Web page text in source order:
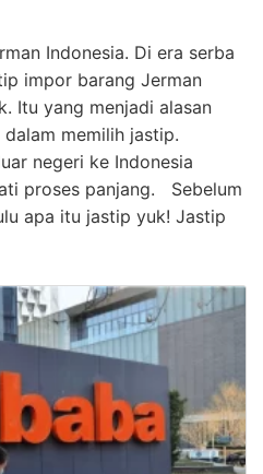
Indonesia. Di era serba
impor barang Jerman
Itu yang menjadi alasan
memilih jastip.
negeri ke Indonesia
proses panjang. Sebelum
apa itu jastip yuk! Jastip